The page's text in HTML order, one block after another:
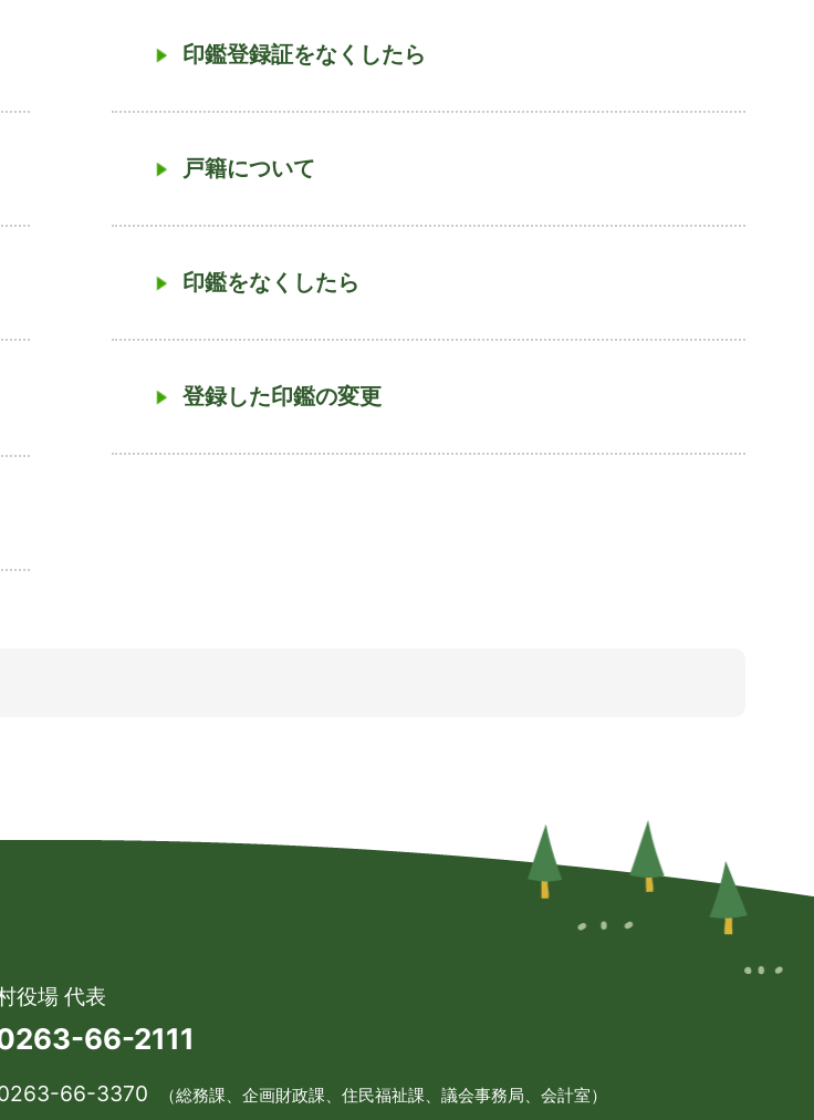
印鑑登録証をなくしたら
戸籍について
印鑑をなくしたら
登録した印鑑の変更
役場 代表
66-2111
66-3370 （総務課、企画財政課、住民福祉課、議会事務局、会計室）